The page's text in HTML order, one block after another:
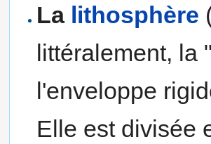
La lithosphère
littéralement, la
l'enveloppe
Elle est divisée